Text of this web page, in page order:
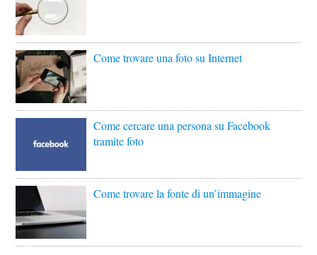
Come trovare una foto su Internet
Come cercare una persona su Facebook
tramite foto
Come trovare la fonte di un’immagine